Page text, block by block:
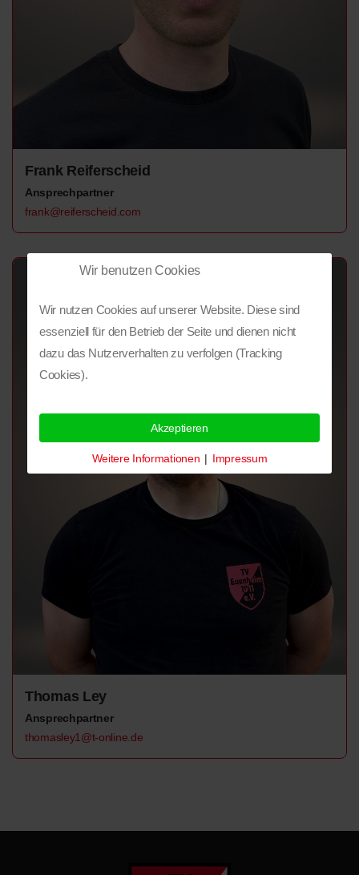
Frank Reiferscheid
Ansprechpartner
frank@reiferscheid.com
Thomas Ley
Ansprechpartner
thomasley1@t-online.de
Wir benutzen Cookies
Wir nutzen Cookies auf unserer Website. Diese sind
essenziell für den Betrieb der Seite und dienen nicht
dazu das Nutzerverhalten zu verfolgen (Tracking
Cookies).
Akzeptieren
Weitere Informationen | Impressum